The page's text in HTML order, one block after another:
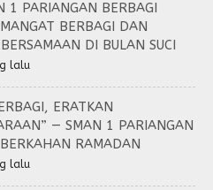
1 PARIANGAN BERBAGI
BERBAGI DAN
DI BULAN SUCI
lalu
ERATKAN
— SMAN 1 PARIANGAN
RAMADAN
lalu